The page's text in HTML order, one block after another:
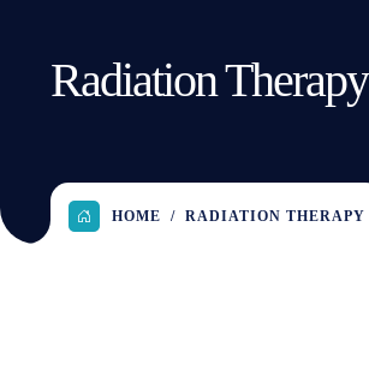
Radiation Therapy
HOME RADIATION THERAPY